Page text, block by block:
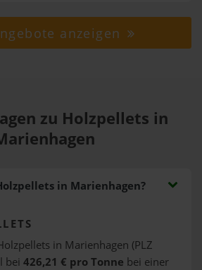
anzeigen
zu Holzpellets in
in Marienhagen?
in Marienhagen (PLZ
bei 426,21 € pro Tonne bei einer